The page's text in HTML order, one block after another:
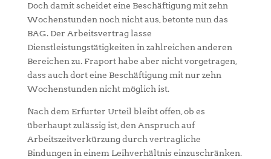
Doch damit scheidet eine Beschäftigung mit zehn
Wochenstunden noch nicht aus, betonte nun das
BAG. Der Arbeitsvertrag lasse
Dienstleistungstätigkeiten in zahlreichen anderen
Bereichen zu. Fraport habe aber nicht vorgetragen,
dass auch dort eine Beschäftigung mit nur zehn
Wochenstunden nicht möglich ist.
Nach dem Erfurter Urteil bleibt offen, ob es
überhaupt zulässig ist, den Anspruch auf
Arbeitszeitverkürzung durch vertragliche
Bindungen in einem Leihverhältnis einzuschränken.